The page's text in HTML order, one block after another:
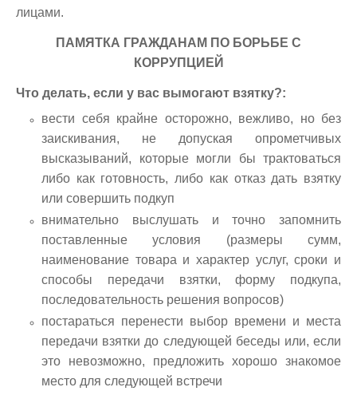
лицами.
ПАМЯТКА ГРАЖДАНАМ ПО БОРЬБЕ С
КОРРУПЦИЕЙ
Что делать, если у вас вымогают взятку?:
вести себя крайне осторожно, вежливо, но без
заискивания, не допуская опрометчивых
высказываний, которые могли бы трактоваться
либо как готовность, либо как отказ дать взятку
или совершить подкуп
внимательно выслушать и точно запомнить
поставленные условия (размеры сумм,
наименование товара и характер услуг, сроки и
способы передачи взятки, форму подкупа,
последовательность решения вопросов)
постараться перенести выбор времени и места
передачи взятки до следующей беседы или, если
это невозможно, предложить хорошо знакомое
место для следующей встречи